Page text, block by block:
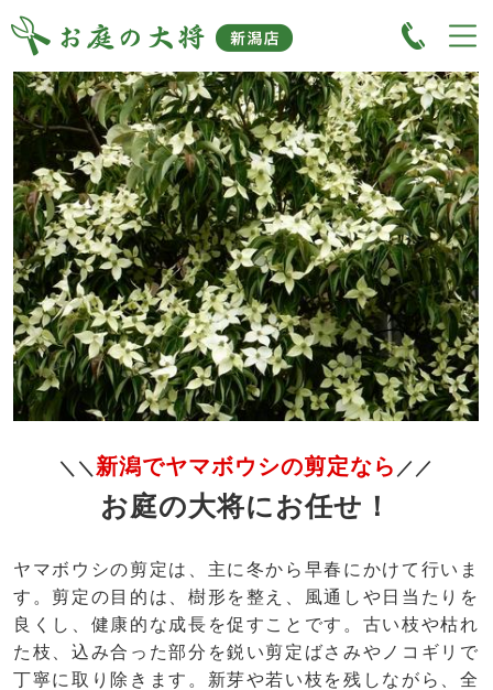
＼＼ 新潟でヤマボウシの剪定なら ／／
お庭の大将にお任せ！
ヤマボウシの剪定は、主に冬から早春にかけて行いま
す。剪定の目的は、樹形を整え、風通しや日当たりを
良くし、健康的な成長を促すことです。古い枝や枯れ
た枝、込み合った部分を鋭い剪定ばさみやノコギリで
丁寧に取り除きます。新芽や若い枝を残しながら、全